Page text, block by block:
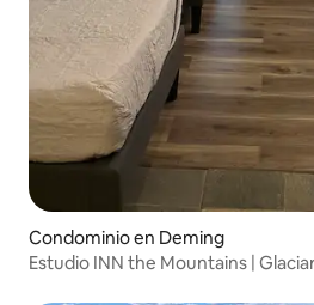
Condominio en Deming
Estudio INN the Mountains |